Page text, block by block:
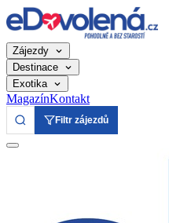
Zájezdy
Destinace
Exotika
MagazínKontakt
Filtr zájezdů